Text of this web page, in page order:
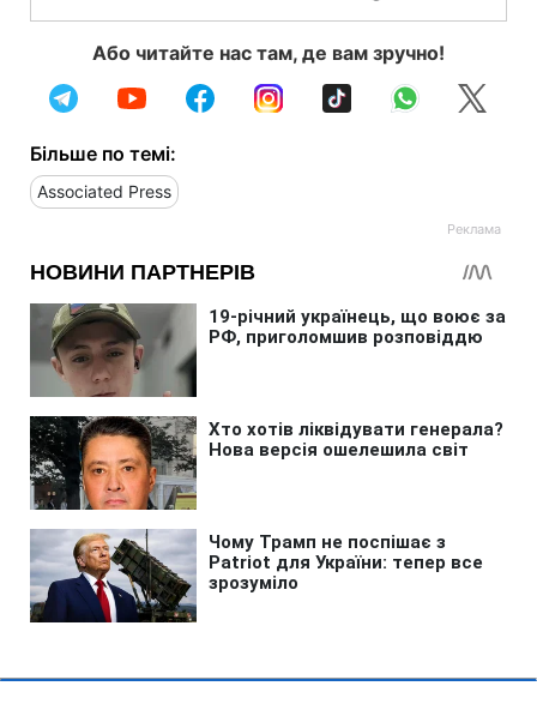
Або читайте нас там, де вам зручно!
Більше по темі:
Associated Press